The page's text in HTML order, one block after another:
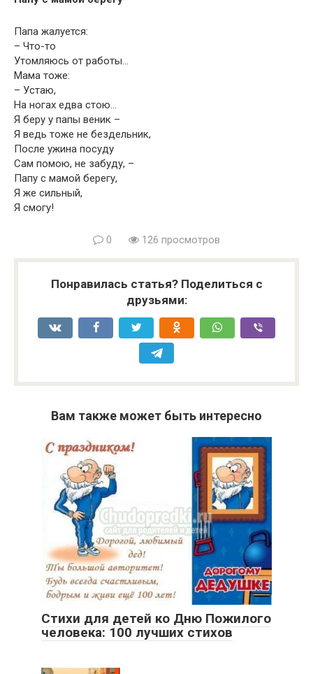
Папа жалуется:
– Что-то
Утомляюсь от работы…
Мама тоже:
– Устаю,
На ногах едва стою…
Я беру у папы веник –
Я ведь тоже не бездельник,
После ужина посуду
Сам помою, не забуду, –
Папу с мамой берегу,
Я же сильный,
Я смогу!
0 126 просмотров
Понравилась статья? Поделиться с
друзьями:
Вам также может быть интересно
Cтихи для детей ко Дню Пожилого
человека: 100 лучших стихов